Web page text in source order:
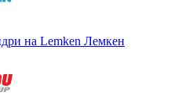
на Lemken Лемкен